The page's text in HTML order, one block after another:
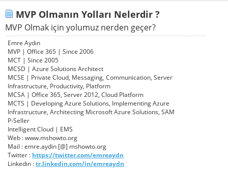
MVP Olmanın Yolları Nelerdir ?
MVP Olmak için yolumuz nerden geçer?
Emre Aydın
MVP | Office 365 | Since 2006
MCT | Since 2005
MCSD | Azure Solutions Architect
MCSE | Private Cloud, Messaging, Communication, Server
Infrastructure, Productivity, Platform
MCSA | Office 365, Server 2012, Cloud Platform
MCTS | Developing Azure Solutions, Implementing Azure
Infrastructure, Architecting Microsoft Azure Solutions, SAM
P-Seller
Intelligent Cloud | EMS
Web : www.mshowto.org
Mail : emre.aydin [@] mshowto.org
Twitter : https://twitter.com/emreaydn
Linkedin :tr.linkedin.com/in/emreaydn